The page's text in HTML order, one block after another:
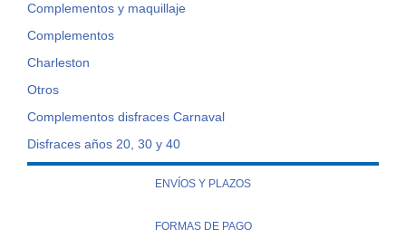
Complementos y maquillaje
Complementos
Charleston
Otros
Complementos disfraces Carnaval
Disfraces años 20, 30 y 40
ENVÍOS Y PLAZOS
FORMAS DE PAGO